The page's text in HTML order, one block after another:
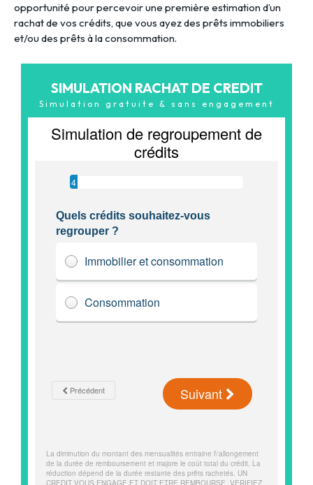
opportunité pour percevoir une première estimation d’un
rachat de vos crédits, que vous ayez des prêts immobiliers
et/ou des prêts à la consommation.
SIMULATION RACHAT DE CREDIT
Simulation gratuite & sans engagement